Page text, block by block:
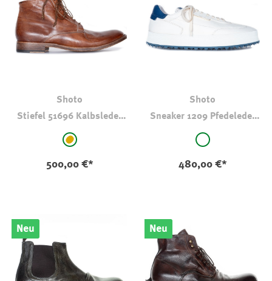
Shoto
Stiefel 51696 Kalbsleder
auswählen
hellbraun-camel
500,00 €*
Shoto
Sneaker 1209 Pfedeleder
auswählen
weiß
480,00 €*
Neu Neu